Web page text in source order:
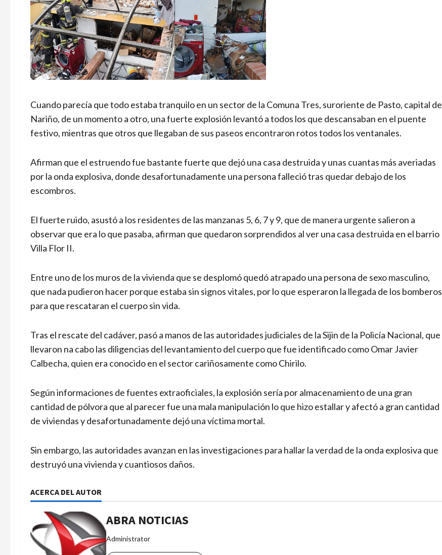
Cuando parecía que todo estaba tranquilo en un sector de la Comuna Tres, suroriente de Pasto, capital de
Nariño, de un momento a otro, una fuerte explosión levantó a todos los que descansaban en el puente
festivo, mientras que otros que llegaban de sus paseos encontraron rotos todos los ventanales.
Afirman que el estruendo fue bastante fuerte que dejó una casa destruida y unas cuantas más averiadas
por la onda explosiva, donde desafortunadamente una persona falleció tras quedar debajo de los
escombros.
El fuerte ruido, asustó a los residentes de las manzanas 5, 6, 7 y 9, que de manera urgente salieron a
observar que era lo que pasaba, afirman que quedaron sorprendidos al ver una casa destruida en el barrio
Villa Flor II.
Entre uno de los muros de la vivienda que se desplomó quedó atrapado una persona de sexo masculino,
que nada pudieron hacer porque estaba sin signos vitales, por lo que esperaron la llegada de los bomberos
para que rescataran el cuerpo sin vida.
Tras el rescate del cadáver, pasó a manos de las autoridades judiciales de la Sijin de la Policía Nacional, que
llevaron na cabo las diligencias del levantamiento del cuerpo que fue identificado como Omar Javier
Calbecha, quien era conocido en el sector cariñosamente como Chirilo.
Según informaciones de fuentes extraoficiales, la explosión sería por almacenamiento de una gran
cantidad de pólvora que al parecer fue una mala manipulación lo que hizo estallar y afectó a gran cantidad
de viviendas y desafortunadamente dejó una víctima mortal.
Sin embargo, las autoridades avanzan en las investigaciones para hallar la verdad de la onda explosiva que
destruyó una vivienda y cuantiosos daños.
ACERCA DEL AUTOR
ABRA NOTICIAS
Administrator